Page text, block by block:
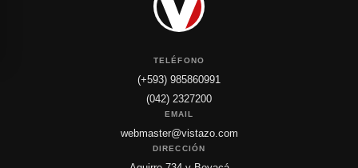
TELÉFONO
(+593) 985860991
(042) 2327200
EMAIL
webmaster@vistazo.com
DIRECCIÓN